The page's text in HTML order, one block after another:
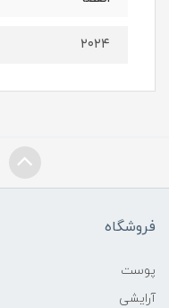
۲۰۲۴
فروشگاه
پوست
آرایشی